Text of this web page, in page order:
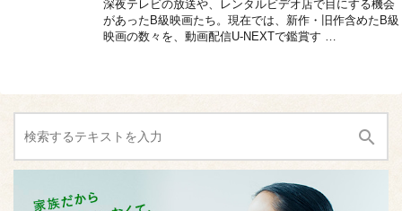
深夜テレビの放送や、レンタルビデオ店で目にする機会
があったB級映画たち。現在では、新作・旧作含めたB級
映画の数々を、動画配信U-NEXTで鑑賞す …